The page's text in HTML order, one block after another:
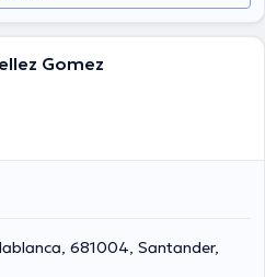
Gomez
681004, Santander,